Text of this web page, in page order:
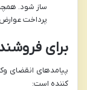
ساز شود.
پرداخت عوارض
برای
پیامدهای انقضای
کننده است: